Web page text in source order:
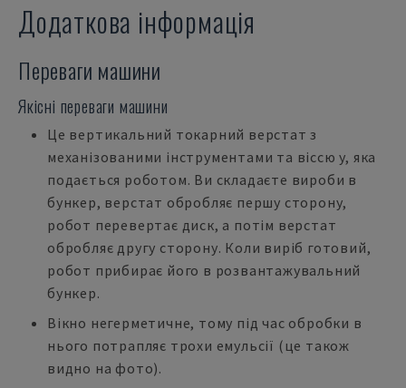
Додаткова інформація
Переваги машини
Якісні переваги машини
Це вертикальний токарний верстат з
механізованими інструментами та віссю y, яка
подається роботом. Ви складаєте вироби в
бункер, верстат обробляє першу сторону,
робот перевертає диск, а потім верстат
обробляє другу сторону. Коли виріб готовий,
робот прибирає його в розвантажувальний
бункер.
Вікно негерметичне, тому під час обробки в
нього потрапляє трохи емульсії (це також
видно на фото).